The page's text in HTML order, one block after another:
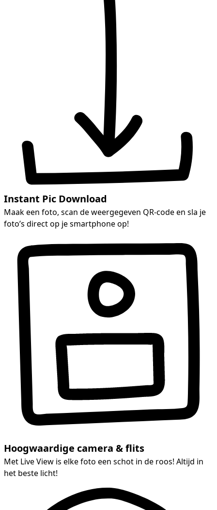
Instant Pic Download
Maak een foto, scan de weergegeven QR-code en sla je
foto’s direct op je smartphone op!
Hoogwaardige camera & flits
Met Live View is elke foto een schot in de roos! Altijd in
het beste licht!